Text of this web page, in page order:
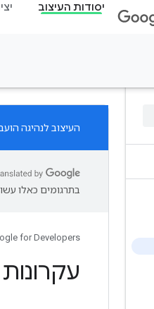
יסודות העיצוב
העיצוב לנהיגה
בתרגומים כאלו
for Developers